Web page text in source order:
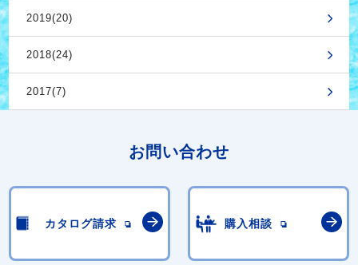
2019(20)
2018(24)
2017(7)
お問い合わせ
カタログ請求 購入相談